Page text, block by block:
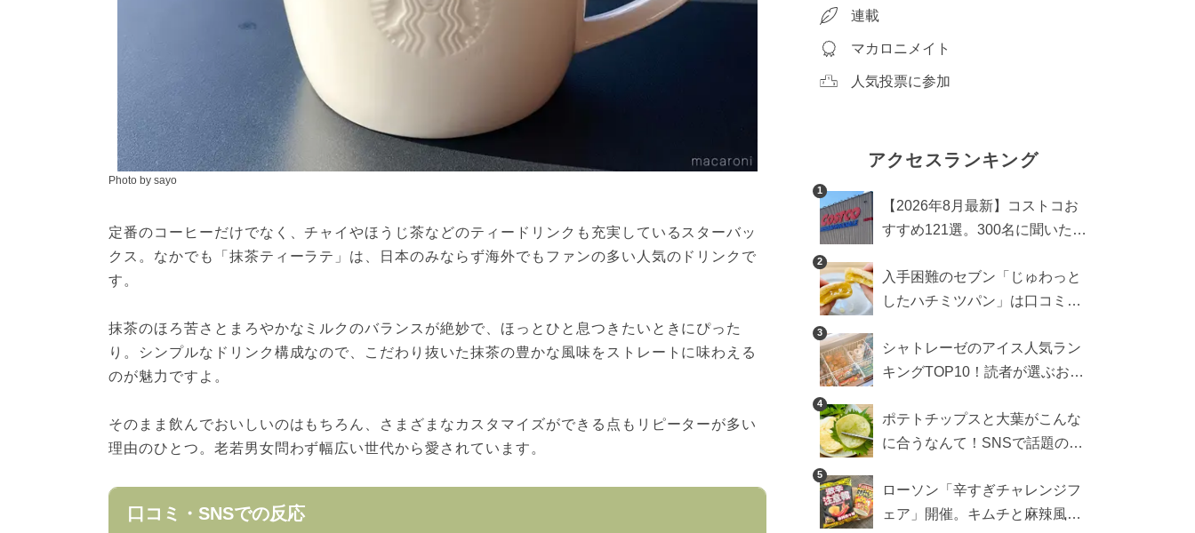
Photo by sayo
定番のコーヒーだけでなく、チャイやほうじ茶などのティードリンクも充実しているスターバッ
クス。なかでも「抹茶ティーラテ」は、日本のみならず海外でもファンの多い人気のドリンクで
す。
抹茶のほろ苦さとまろやかなミルクのバランスが絶妙で、ほっとひと息つきたいときにぴった
り。シンプルなドリンク構成なので、こだわり抜いた抹茶の豊かな風味をストレートに味わえる
のが魅力ですよ。
そのまま飲んでおいしいのはもちろん、さまざまなカスタマイズができる点もリピーターが多い
理由のひとつ。老若男女問わず幅広い世代から愛されています。
口コミ・SNSでの反応
連載
マカロニメイト
人気投票に参加
アクセスランキング
1
【2026年8月最新】コストコお
すすめ121選。300名に聞いた買
め商品も
2
入手困難のセブン「じゅわっと
したハチミツパン」は口コミ通
検証
3
シャトレーゼのアイス人気ラン
キングTOP10！読者が選ぶおす
4
ポテトチップスと大葉がこんな
に合うなんて！SNSで話題の食
5
ローソン「辛すぎチャレンジフ
ェア」開催。キムチと麻辣風の